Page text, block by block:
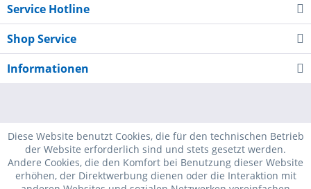
Service Hotline
Shop Service
Informationen
Diese Website benutzt Cookies, die für den technischen Betrieb
der Website erforderlich sind und stets gesetzt werden.
Andere Cookies, die den Komfort bei Benutzung dieser Website
erhöhen, der Direktwerbung dienen oder die Interaktion mit